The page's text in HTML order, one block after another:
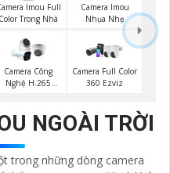
Imou Full
Color Trong Nhà
Camera Imou
Nhụa Nhẹ
Camera Công
Nghệ H.265
Camera Full Color
360 Ezviz
NGOÀI TRỜI
trong những dòng camera